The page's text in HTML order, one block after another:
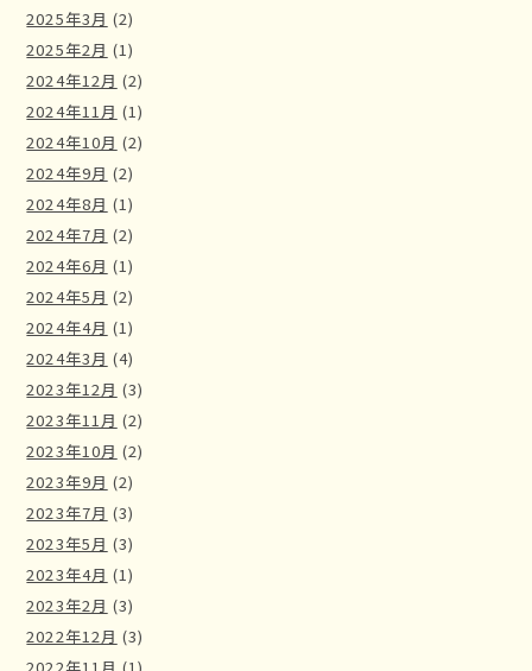
2025年3月 (2)
2025年2月 (1)
2024年12月 (2)
2024年11月 (1)
2024年10月 (2)
2024年9月 (2)
2024年8月 (1)
2024年7月 (2)
2024年6月 (1)
2024年5月 (2)
2024年4月 (1)
2024年3月 (4)
2023年12月 (3)
2023年11月 (2)
2023年10月 (2)
2023年9月 (2)
2023年7月 (3)
2023年5月 (3)
2023年4月 (1)
2023年2月 (3)
2022年12月 (3)
2022年11月 (1)